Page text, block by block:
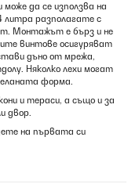
да се използва на
литра разполагате с
Монтажът е бърз и не
винтове осигуряват
дъно от мрежа,
Няколко лехи могат
форма.
и тераси, а също и за
двор.
на първата си